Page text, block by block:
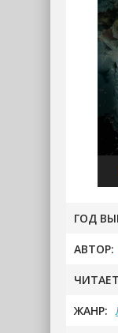
ГОД
АВТОР:
ЖАНР: